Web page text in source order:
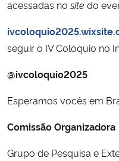
acessadas nosite do
seguir o IV Colóquio no
@ivcoloquio2025
Esperamos vocês em
Comissão Organizadora
Grupo de Pesquisa e